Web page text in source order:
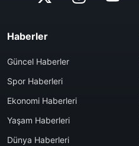
Haberler
Güncel Haberler
Spor Haberleri
Ekonomi Haberleri
Yaşam Haberleri
Dünya Haberleri